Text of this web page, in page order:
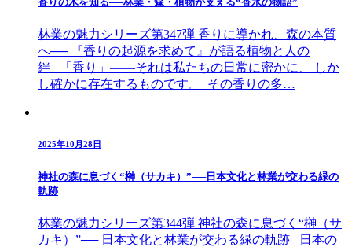
林業の魅力シリーズ第347弾 香りに導かれ、森の本質
へ── 『香りの起源を求めて』が語る植物と人の
絆 「香り」――それは私たちの日常に密かに、 しか
し確かに存在するものです。 その香りの多…
2025年10月28日
神社の森に息づく“榊（サカキ）”──日本文化と林業が交わる緑の
軌跡
林業の魅力シリーズ第344弾 神社の森に息づく“榊（サ
カキ）”── 日本文化と林業が交わる緑の軌跡 日本の